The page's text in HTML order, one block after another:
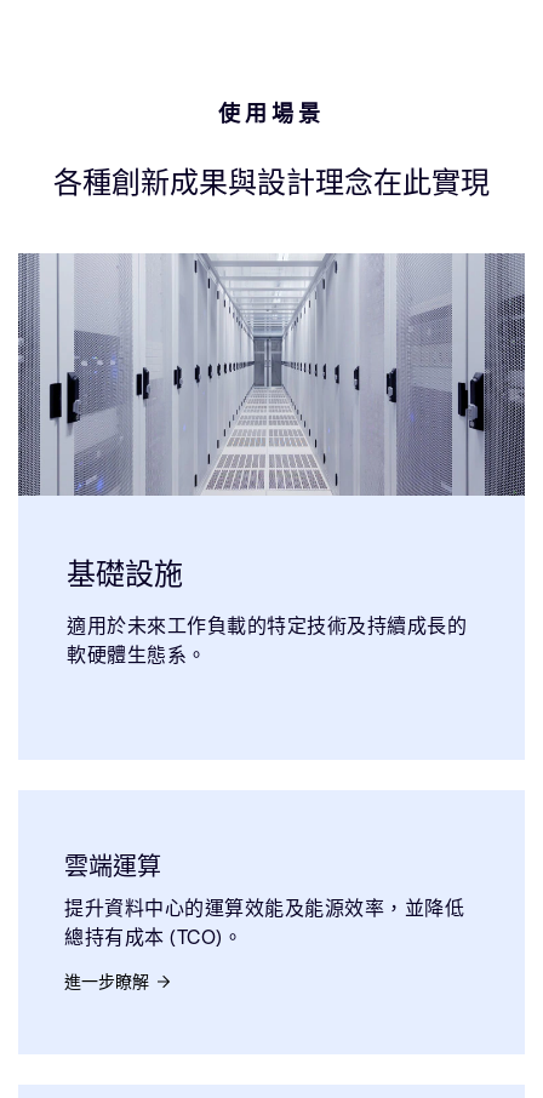
使用場景
各種創新成果與設計理念在此實現
基礎設施
適用於未來工作負載的特定技術及持續成長的
軟硬體生態系。
雲端運算
提升資料中心的運算效能及能源效率，並降低
總持有成本 (TCO)。
進一步瞭解